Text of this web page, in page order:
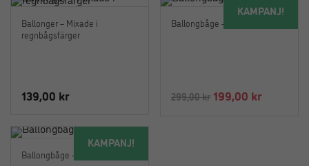
549,00 kr.
är:
299,00
KAMPANJ!
Ballongbåge – Guld
299,00kr Det
199,00 krDet
Ballonger – Mixade i
regnbågsfärger
139,00 kr
KAMPANJ!
Ballongbåge – Rosa-Lila